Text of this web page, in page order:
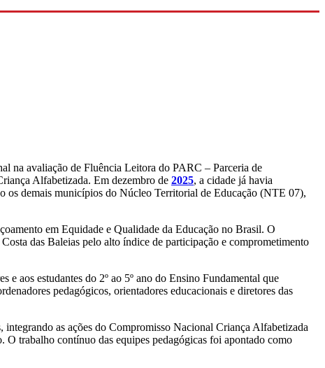
na avaliação de Fluência Leitora do PARC – Parceria de
Alfabetizada. Em dezembro de 2025, a cidade já havia
os demais municípios do Núcleo Territorial de Educação (NTE 07),
em Equidade e Qualidade da Educação no Brasil. O
das Baleias pelo alto índice de participação e comprometimento
aos estudantes do 2º ao 5º ano do Ensino Fundamental que
pedagógicos, orientadores educacionais e diretores das
as ações do Compromisso Nacional Criança Alfabetizada
trabalho contínuo das equipes pedagógicas foi apontado como